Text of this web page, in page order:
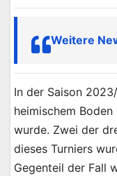
Weitere
In der Saison
heimischem
wurde. Zwei der
dieses Turniers
Gegenteil der Fall